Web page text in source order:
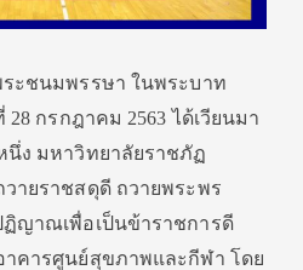
ระชนมพรรษา ในพระบาท
28 กรกฎาคม 2563 ได้เวียนมา
นึ่ง มหาวิทยาลัยราชภัฏ
ายราชสดุดี ถวายพระพร
ญาณเพื่อเป็นข้าราชการดี
คารศูนย์สุขภาพและกีฬา โดย